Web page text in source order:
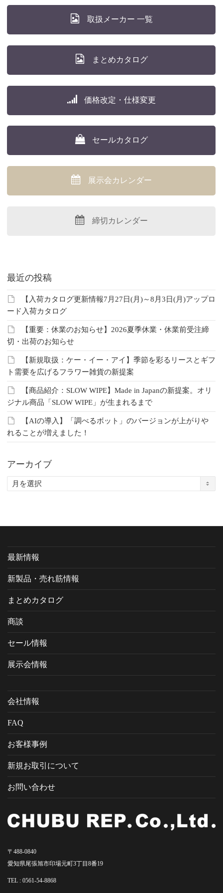
取扱メーカー 一覧
まとめカタログ
価格改定・仕様変更
セールカタログ
展示会カレンダー
締切カレンダー
最近の投稿
【入荷カタログ更新情報7月27日(月)～8月3日(月)アップロ
ード入荷カタログ
【重要：休業のお知らせ】2026夏季休業・休業前受注締
切・出荷のお知らせ
【新規取扱：ケー・イー・アイ】季節を彩るリースとギフ
ト需要を広げるフラワー雑貨の新提案
【商品紹介：SLOW WIPE】Made in Japanの新提案。オリ
ジナル商品「SLOW WIPE」が生まれるまで
【AIの導入】「調べるボット」のバージョンが上がりや
れることが増えました！
アーカイブ
ア
最新情報
新製品・売れ筋情報
まとめカタログ
商談
セール情報
展示会情報
会社情報
FAQ
お客様事例
新規お取引について
お問い合わせ
〒488-0840
愛知県尾張旭市印場元町3丁目8番19
TEL : 0561-54-8868